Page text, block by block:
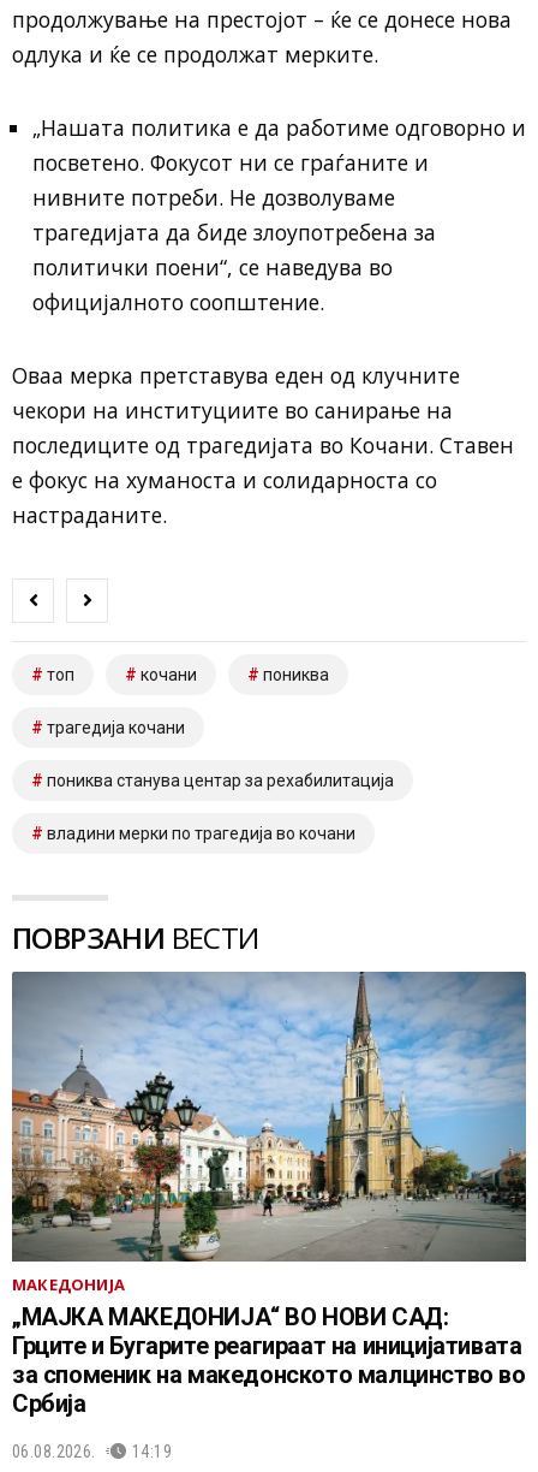
продолжување на престојот – ќе се донесе нова
одлука и ќе се продолжат мерките.
„Нашата политика е да работиме одговорно и
посветено. Фокусот ни се граѓаните и
нивните потреби. Не дозволуваме
трагедијата да биде злоупотребена за
политички поени“, се наведува во
официјалното соопштение.
Оваа мерка претставува еден од клучните
чекори на институциите во санирање на
последиците од трагедијата во Кочани. Ставен
е фокус на хуманоста и солидарноста со
настраданите.
топ кочани пониква
трагедија кочани
пониква станува центар за рехабилитација
владини мерки по трагедија во кочани
ПОВРЗАНИ ВЕСТИ
МАКЕДОНИЈА
„МАЈКА МАКЕДОНИЈА“ ВО НОВИ САД:
Грците и Бугарите реагираат на иницијативата
за споменик на македонското малцинство во
Србија
06.08.2026. 14:19